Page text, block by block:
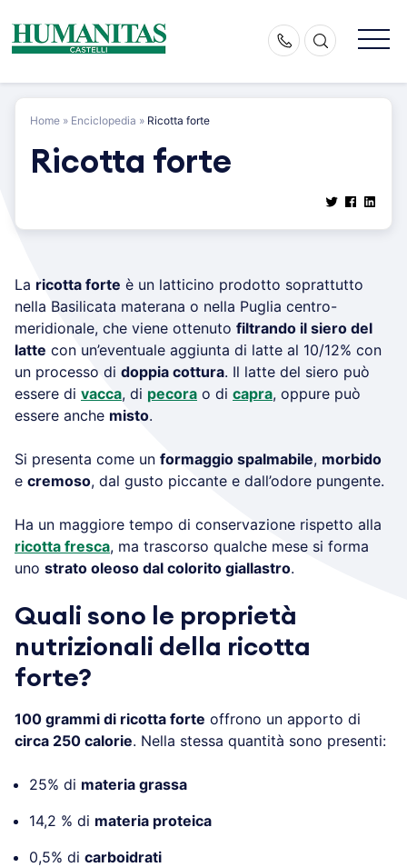
content
Home » Enciclopedia » Ricotta forte
Ricotta forte
La ricotta forte è un latticino prodotto soprattutto
nella Basilicata materana o nella Puglia centro-
meridionale, che viene ottenuto filtrando il siero del
latte con un’eventuale aggiunta di latte al 10/12% con
un processo di doppia cottura. Il latte del siero può
essere di vacca, di pecora o di capra, oppure può
essere anche misto.
Si presenta come un formaggio spalmabile, morbido
e cremoso, dal gusto piccante e dall’odore pungente.
Ha un maggiore tempo di conservazione rispetto alla
ricotta fresca, ma trascorso qualche mese si forma
uno strato oleoso dal colorito giallastro.
Quali sono le proprietà
nutrizionali della ricotta
forte?
100 grammi di ricotta forte offrono un apporto di
circa 250 calorie. Nella stessa quantità sono presenti:
25% di materia grassa
14,2 % di materia proteica
0,5% di carboidrati